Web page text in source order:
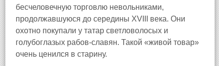
бесчеловечную торговлю невольниками,
продолжавшуюся до середины XVIII века. Они
охотно покупали у татар светловолосых и
голубоглазых рабов‑славян. Такой «живой товар»
очень ценился в старину.